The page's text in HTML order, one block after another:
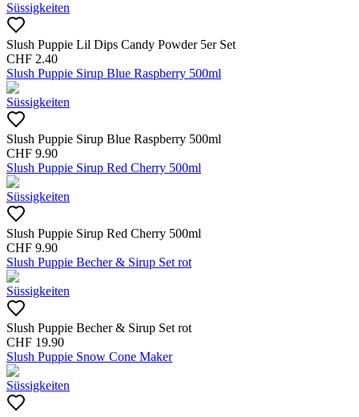
Süssigkeiten
Slush Puppie Lil Dips Candy Powder 5er Set
CHF 2.40
Slush Puppie Sirup Blue Raspberry 500ml
Süssigkeiten
Slush Puppie Sirup Blue Raspberry 500ml
CHF 9.90
Slush Puppie Sirup Red Cherry 500ml
Süssigkeiten
Slush Puppie Sirup Red Cherry 500ml
CHF 9.90
Slush Puppie Becher & Sirup Set rot
Süssigkeiten
Slush Puppie Becher & Sirup Set rot
CHF 19.90
Slush Puppie Snow Cone Maker
Süssigkeiten